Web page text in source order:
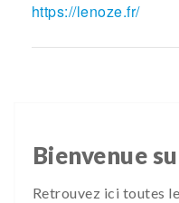
https://lenoze.fr/
Bienvenue
Retrouvez ici toutes